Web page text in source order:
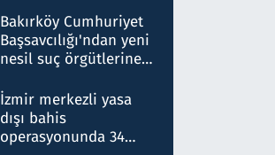
Bakırköy Cumhuriyet
Başsavcılığı'ndan yeni
nesil suç örgütlerine
hakkında gözaltı kararı
İzmir merkezli yasa
dışı bahis
operasyonunda 34